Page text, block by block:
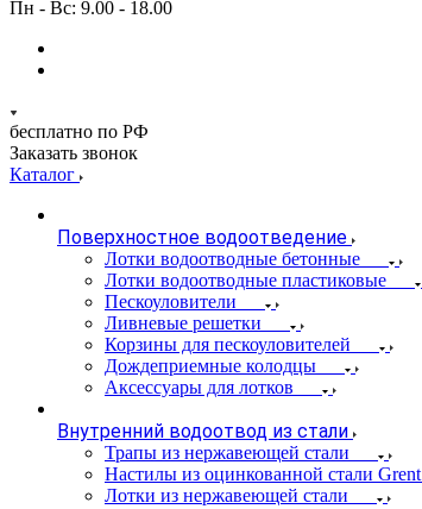
Пн - Вс: 9.00 - 18.00
бесплатно по РФ
Заказать звонок
Каталог
Поверхностное водоотведение
Лотки водоотводные бетонные
Лотки водоотводные пластиковые
Пескоуловители
Ливневые решетки
Корзины для пескоуловителей
Дождеприемные колодцы
Аксессуары для лотков
Внутренний водоотвод из стали
Трапы из нержавеющей стали
Настилы из оцинкованной стали Grent
Лотки из нержавеющей стали